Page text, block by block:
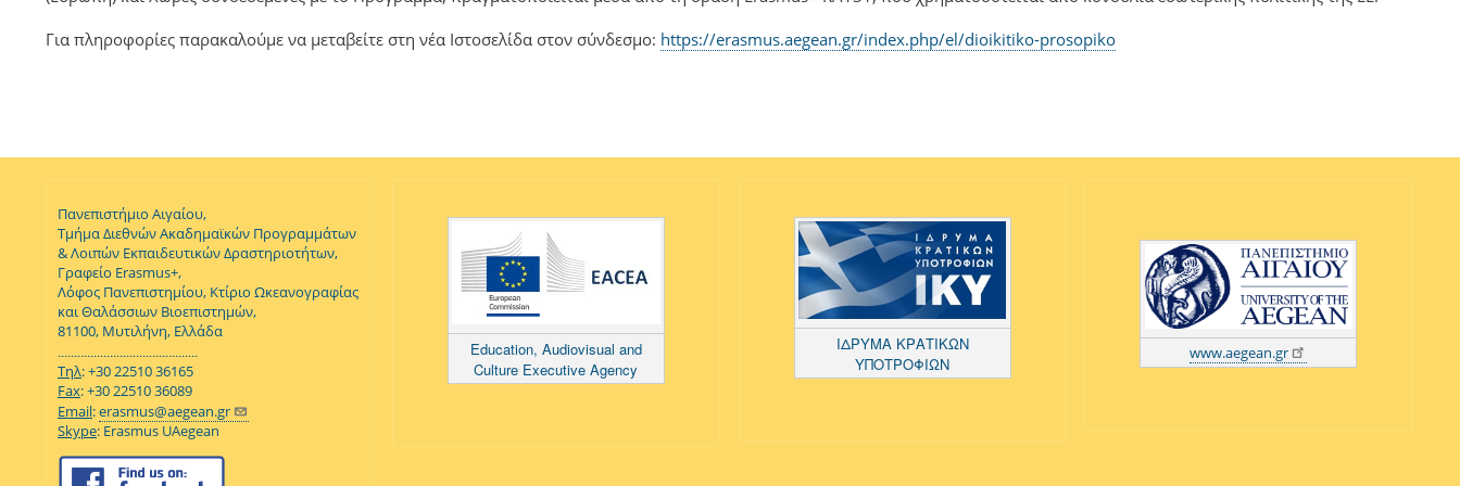
Για πληροφορίες παρακαλούμε να μεταβείτε στη νέα Ιστοσελίδα στον σύνδεσμο: https://erasmus.aegean.gr/index.php/el/dioikitiko-prosopiko
Πανεπιστήμιο Αιγαίου,
Τμήμα Διεθνών Ακαδημαϊκών Προγραμμάτων
& Λοιπών Εκπαιδευτικών Δραστηριοτήτων,
Γραφείο Erasmus+,
Λόφος Πανεπιστημίου, Κτίριο Ωκεανογραφίας
και Θαλάσσιων Βιοεπιστημών,
81100, Μυτιλήνη, Ελλάδα
...........................................
Τηλ: +30 22510 36165
Fax: +30 22510 36089
Email:erasmus@aegean.gr
Skype: Erasmus UAegean
Education, Audiovisual and
Culture Executive Agency
ΙΔΡΥΜΑ ΚΡΑΤΙΚΩΝ
ΥΠΟΤΡΟΦΙΩΝ
www.aegean.gr